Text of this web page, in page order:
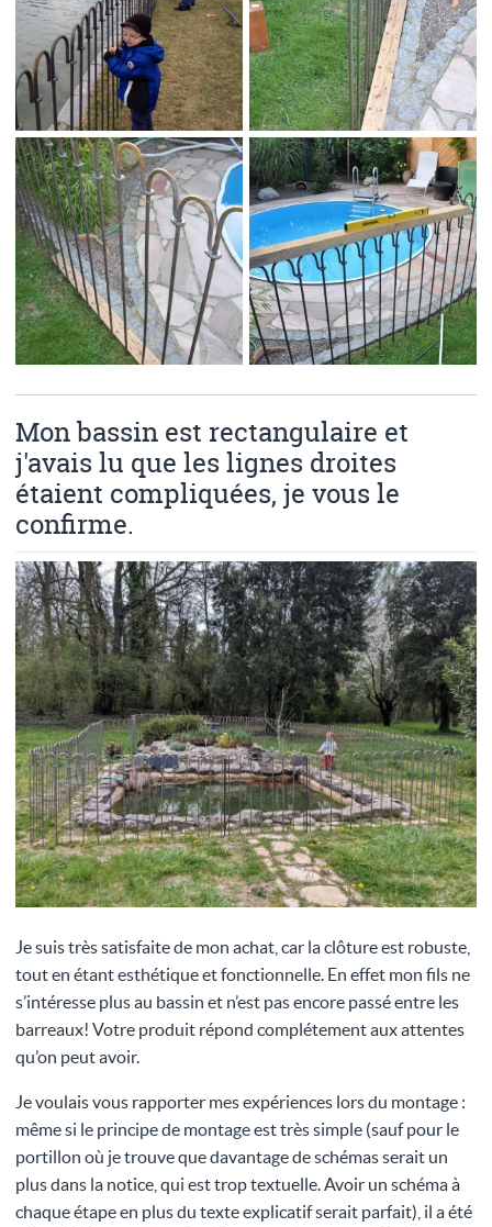
Mon bassin est rectangulaire et
j'avais lu que les lignes droites
étaient compliquées, je vous le
confirme.
Je suis très satisfaite de mon achat, car la clôture est robuste,
tout en étant esthétique et fonctionnelle. En effet mon fils ne
s’intéresse plus au bassin et n’est pas encore passé entre les
barreaux! Votre produit répond complétement aux attentes
qu’on peut avoir.
Je voulais vous rapporter mes expériences lors du montage :
même si le principe de montage est très simple (sauf pour le
portillon où je trouve que davantage de schémas serait un
plus dans la notice, qui est trop textuelle. Avoir un schéma à
chaque étape en plus du texte explicatif serait parfait), il a été